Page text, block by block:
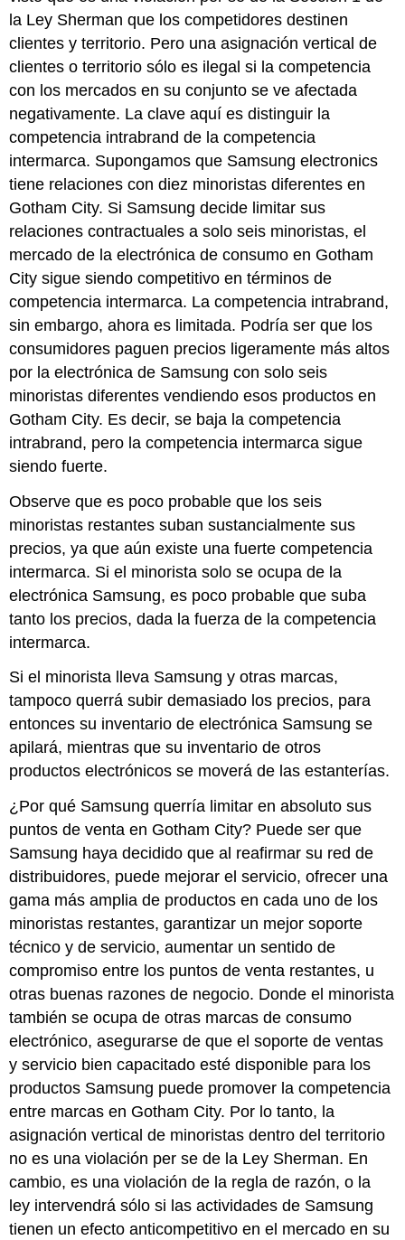
la Ley Sherman que los competidores destinen
clientes y territorio. Pero una asignación vertical de
clientes o territorio sólo es ilegal si la competencia
con los mercados en su conjunto se ve afectada
negativamente. La clave aquí es distinguir la
competencia intrabrand de la competencia
intermarca. Supongamos que Samsung electronics
tiene relaciones con diez minoristas diferentes en
Gotham City. Si Samsung decide limitar sus
relaciones contractuales a solo seis minoristas, el
mercado de la electrónica de consumo en Gotham
City sigue siendo competitivo en términos de
competencia intermarca. La competencia intrabrand,
sin embargo, ahora es limitada. Podría ser que los
consumidores paguen precios ligeramente más altos
por la electrónica de Samsung con solo seis
minoristas diferentes vendiendo esos productos en
Gotham City. Es decir, se baja la competencia
intrabrand, pero la competencia intermarca sigue
siendo fuerte.
Observe que es poco probable que los seis
minoristas restantes suban sustancialmente sus
precios, ya que aún existe una fuerte competencia
intermarca. Si el minorista solo se ocupa de la
electrónica Samsung, es poco probable que suba
tanto los precios, dada la fuerza de la competencia
intermarca.
Si el minorista lleva Samsung y otras marcas,
tampoco querrá subir demasiado los precios, para
entonces su inventario de electrónica Samsung se
apilará, mientras que su inventario de otros
productos electrónicos se moverá de las estanterías.
¿Por qué Samsung querría limitar en absoluto sus
puntos de venta en Gotham City? Puede ser que
Samsung haya decidido que al reafirmar su red de
distribuidores, puede mejorar el servicio, ofrecer una
gama más amplia de productos en cada uno de los
minoristas restantes, garantizar un mejor soporte
técnico y de servicio, aumentar un sentido de
compromiso entre los puntos de venta restantes, u
otras buenas razones de negocio. Donde el minorista
también se ocupa de otras marcas de consumo
electrónico, asegurarse de que el soporte de ventas
y servicio bien capacitado esté disponible para los
productos Samsung puede promover la competencia
entre marcas en Gotham City. Por lo tanto, la
asignación vertical de minoristas dentro del territorio
no es una violación per se de la Ley Sherman. En
cambio, es una violación de la regla de razón, o la
ley intervendrá sólo si las actividades de Samsung
tienen un efecto anticompetitivo en el mercado en su